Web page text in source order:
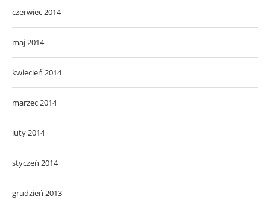
czerwiec 2014
maj 2014
kwiecień 2014
marzec 2014
luty 2014
styczeń 2014
grudzień 2013